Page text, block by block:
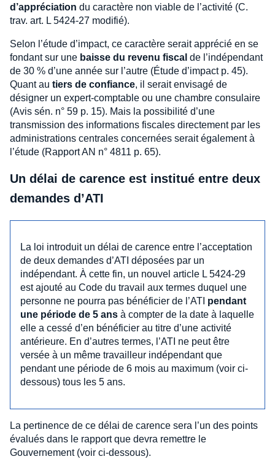
d’appréciation du caractère non viable de l’activité (C.
trav. art. L 5424-27 modifié).
Selon l’étude d’impact, ce caractère serait apprécié en se
fondant sur une baisse du revenu fiscal de l’indépendant
de 30 % d’une année sur l’autre (Étude d’impact p. 45).
Quant au tiers de confiance, il serait envisagé de
désigner un expert-comptable ou une chambre consulaire
(Avis sén. n° 59 p. 15). Mais la possibilité d’une
transmission des informations fiscales directement par les
administrations centrales concernées serait également à
l’étude (Rapport AN n° 4811 p. 65).
Un délai de carence est institué entre deux
demandes d’ATI
La loi introduit un délai de carence entre l’acceptation
de deux demandes d’ATI déposées par un
indépendant. À cette fin, un nouvel article L 5424-29
est ajouté au Code du travail aux termes duquel une
personne ne pourra pas bénéficier de l’ATI pendant
une période de 5 ans à compter de la date à laquelle
elle a cessé d’en bénéficier au titre d’une activité
antérieure. En d’autres termes, l’ATI ne peut être
versée à un même travailleur indépendant que
pendant une période de 6 mois au maximum (voir ci-
dessous) tous les 5 ans.
La pertinence de ce délai de carence sera l’un des points
évalués dans le rapport que devra remettre le
Gouvernement (voir ci-dessous).